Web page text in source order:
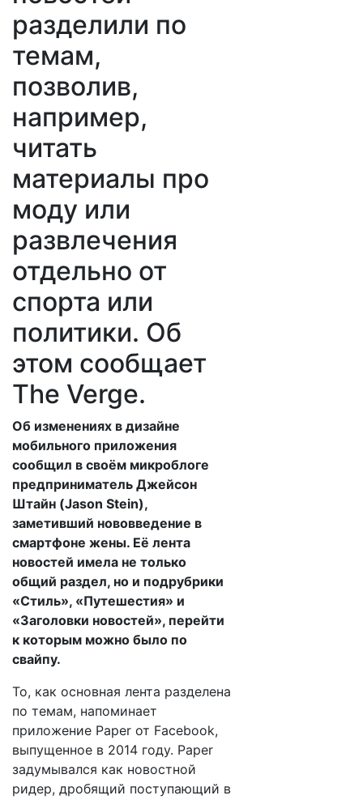
разделили по
темам,
позволив,
например,
читать
материалы про
моду или
развлечения
отдельно от
спорта или
политики. Об
этом сообщает
The Verge.
Об изменениях в дизайне
мобильного приложения
сообщил в своём микроблоге
предприниматель Джейсон
Штайн (Jason Stein),
заметивший нововведение в
смартфоне жены. Её лента
новостей имела не только
общий раздел, но и подрубрики
«Стиль», «Путешестия» и
«Заголовки новостей», перейти
к которым можно было по
свайпу.
То, как основная лента разделена
по темам, напоминает
приложение Paper от Facebook,
выпущенное в 2014 году. Paper
задумывался как новостной
ридер, дробящий поступающий в